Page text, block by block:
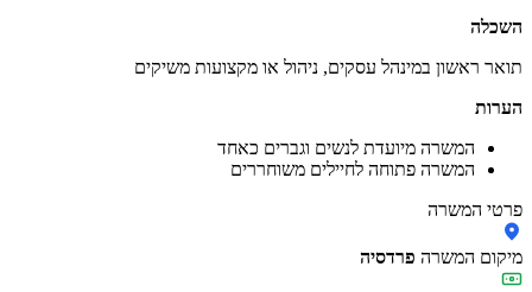
השכלה
תואר ראשון במינהל עסקים, ניהול או מקצועות משיקים
הערות
המשרה מיועדת לנשים וגברים כאחד
המשרה פתוחה לחיילים משוחררים
פרטי המשרה
מיקום המשרה פרדסיה